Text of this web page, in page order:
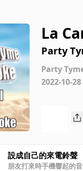
La
Party
Party
2022-10-28
設成自己的來電鈴聲
朋友打來時手機響起的